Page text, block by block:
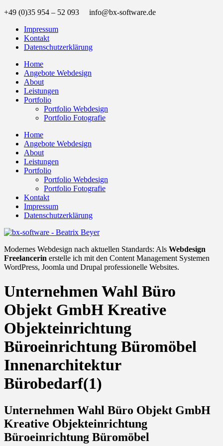
+49 (0)35 954 – 52 093 info@bx-software.de
Impressum
Kontakt
Datenschutzerklärung
Home
Angebote Webdesign
About
Leistungen
Portfolio
Portfolio Webdesign
Portfolio Fotografie
Home
Angebote Webdesign
About
Leistungen
Portfolio
Portfolio Webdesign
Portfolio Fotografie
Kontakt
Impressum
Datenschutzerklärung
Modernes Webdesign nach aktuellen Standards: Als Webdesign
Freelancerin erstelle ich mit den Content Management Systemen
WordPress, Joomla und Drupal professionelle Websites.
Unternehmen Wahl Büro
Objekt GmbH Kreative
Objekteinrichtung
Büroeinrichtung Büromöbel
Innenarchitektur
Bürobedarf(1)
Unternehmen Wahl Büro Objekt GmbH
Kreative Objekteinrichtung
Büroeinrichtung Büromöbel